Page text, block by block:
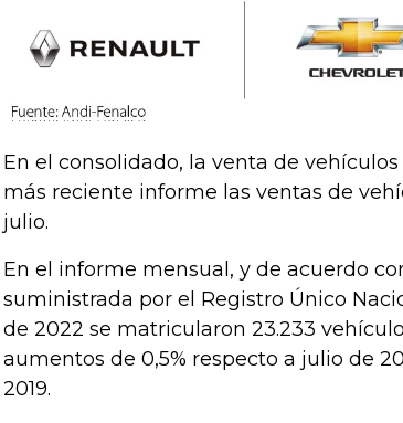
En el consolidado, la venta de
más reciente informe las ventas de
julio.
En el informe mensual, y de acuerdo
suministrada por el Registro Único
de 2022 se matricularon 23.233
aumentos de 0,5% respecto a julio de
2019.